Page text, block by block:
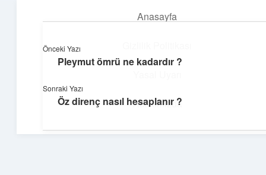
Anasayfa
Hakkımızda
Pratik Çözüm Rehberi
Hayatını kolaylaştıran zekice fikirler!
Önceki Yazı
Pleymut ömrü ne kadardır ?
Sonraki Yazı
Öz direnç nasıl hesaplanır ?